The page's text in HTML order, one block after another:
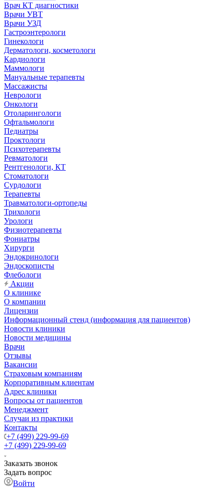
Врач КТ диагностики
Врачи УВТ
Врачи УЗД
Гастроэнтерологи
Гинекологи
Дерматологи, косметологи
Кардиологи
Маммологи
Мануальные терапевты
Массажисты
Неврологи
Онкологи
Отоларингологи
Офтальмологи
Педиатры
Проктологи
Психотерапевты
Ревматологи
Рентгенологи, КТ
Стоматологи
Сурдологи
Терапевты
Травматологи-ортопеды
Трихологи
Урологи
Физиотерапевты
Фониатры
Хирурги
Эндокринологи
Эндоскописты
Флебологи
Акции
О клинике
О компании
Лицензии
Информационный стенд (информация для пациентов)
Новости клиники
Новости медицины
Врачи
Отзывы
Вакансии
Страховым компаниям
Корпоративным клиентам
Адрес клиники
Вопросы от пациентов
Менеджмент
Случаи из практики
Контакты
+7 (499) 229-99-69
+7 (499) 229-99-69
Заказать звонок
Задать вопрос
Войти